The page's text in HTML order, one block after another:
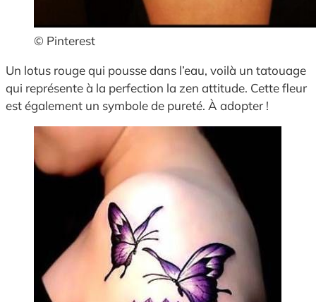
© Pinterest
Un lotus rouge qui pousse dans l’eau, voilà un tatouage
qui représente à la perfection la zen attitude. Cette fleur
est également un symbole de pureté. À adopter !